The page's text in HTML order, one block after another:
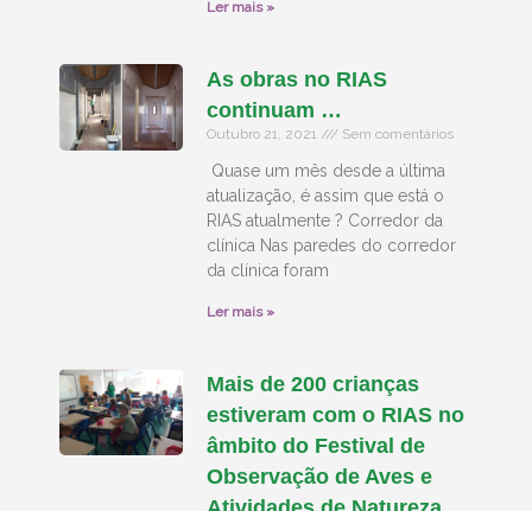
Ler mais »
As obras no RIAS
continuam …
Outubro 21, 2021 Sem comentários
Quase um mês desde a última
atualização, é assim que está o
RIAS atualmente ? Corredor da
clínica Nas paredes do corredor
da clínica foram
Ler mais »
Mais de 200 crianças
estiveram com o RIAS no
âmbito do Festival de
Observação de Aves e